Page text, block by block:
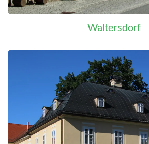
Waltersdorf